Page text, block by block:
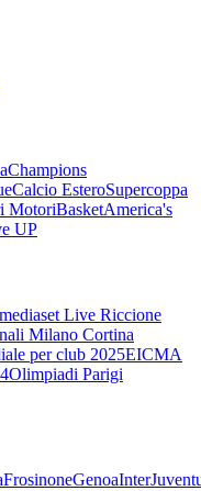
Champions
Calcio EsteroSupercoppa
MotoriBasketAmerica's
UP
Live Riccione
Milano Cortina
per club 2025EICMA
Olimpiadi Parigi
FrosinoneGenoaInter